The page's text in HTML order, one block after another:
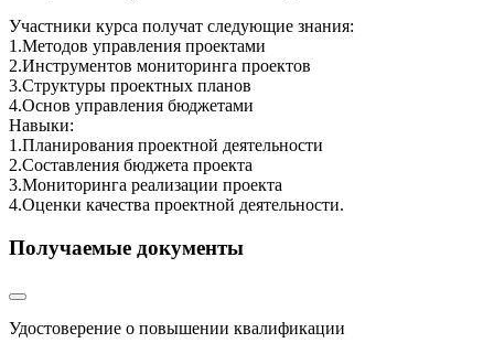
Участники курса получат следующие знания:
1.Методов управления проектами
2.Инструментов мониторинга проектов
3.Структуры проектных планов
4.Основ управления бюджетами
Навыки:
1.Планирования проектной деятельности
2.Составления бюджета проекта
3.Мониторинга реализации проекта
4.Оценки качества проектной деятельности.
Получаемые документы
Удостоверение о повышении квалификации